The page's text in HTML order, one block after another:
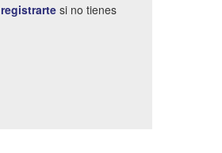
registrarte si no tienes